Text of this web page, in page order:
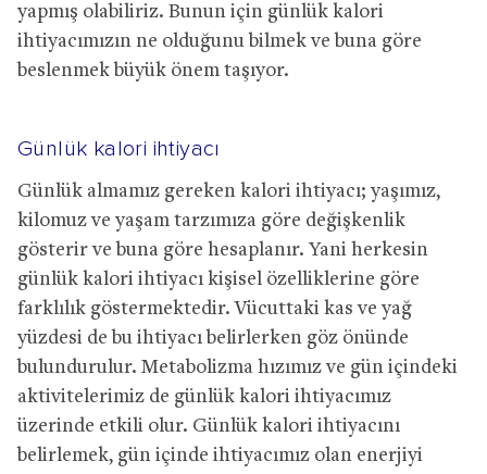
yapmış olabiliriz. Bunun için günlük kalori
ihtiyacımızın ne olduğunu bilmek ve buna göre
beslenmek büyük önem taşıyor.
Günlük kalori ihtiyacı
Günlük almamız gereken kalori ihtiyacı; yaşımız,
kilomuz ve yaşam tarzımıza göre değişkenlik
gösterir ve buna göre hesaplanır. Yani herkesin
günlük kalori ihtiyacı kişisel özelliklerine göre
farklılık göstermektedir. Vücuttaki kas ve yağ
yüzdesi de bu ihtiyacı belirlerken göz önünde
bulundurulur. Metabolizma hızımız ve gün içindeki
aktivitelerimiz de günlük kalori ihtiyacımız
üzerinde etkili olur. Günlük kalori ihtiyacını
belirlemek, gün içinde ihtiyacımız olan enerjiyi